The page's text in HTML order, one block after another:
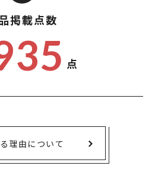
掲載点数
点
理由について